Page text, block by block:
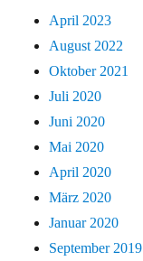
April 2023
August 2022
Oktober 2021
Juli 2020
Juni 2020
Mai 2020
April 2020
März 2020
Januar 2020
September 2019